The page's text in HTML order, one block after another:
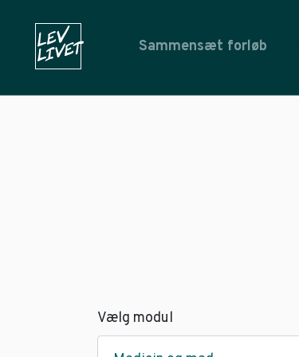
Sammensæt forløb
Vælg modul